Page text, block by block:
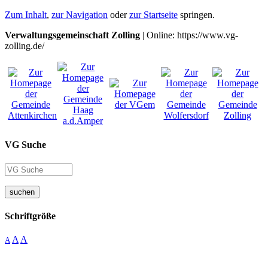
Zum Inhalt, zur Navigation oderzur Startseite springen.
Verwaltungsgemeinschaft Zolling | Online: https://www.vg-
zolling.de/
VG Suche
suchen
Schriftgröße
A A A